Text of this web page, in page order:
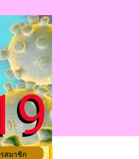
สมาชิก